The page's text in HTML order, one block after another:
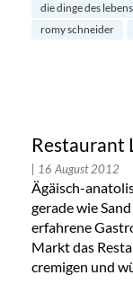
die dinge des lebens
romy schneider
Restaurant
| 16 August 2012
Ägäisch-
gerade wie
erfahrene
Markt das
cremigen und